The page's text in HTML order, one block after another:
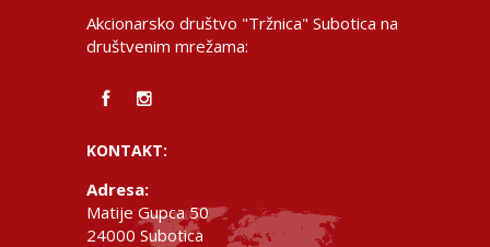
Akcionarsko društvo "Tržnica" Subotica na
društvenim mrežama:
KONTAKT:
Adresa:
Matije Gupca 50
24000 Subotica